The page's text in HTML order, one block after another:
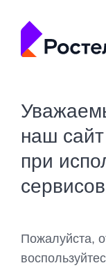
наш
при
сервисов
Пожалуйста,